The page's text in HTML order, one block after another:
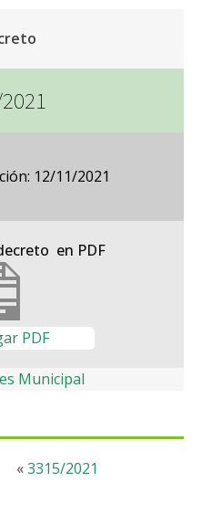
12/11/2021
en PDF
PDF
Municipal
«3315/2021